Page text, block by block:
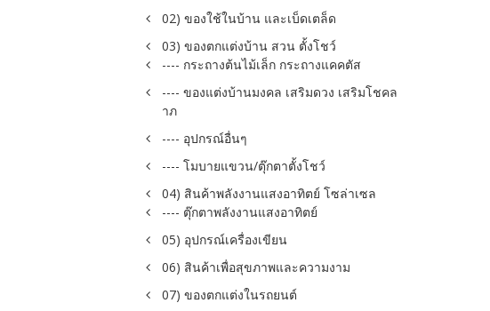
02) ของใช้ในบ้าน และเบ็ดเตล็ด
03) ของตกแต่งบ้าน สวน ตั้งโชว์
---- กระถางต้นไม้เล็ก กระถางแคคตัส
---- ของแต่งบ้านมงคล เสริมดวง เสริมโชคล
าภ
---- อุปกรณ์อื่นๆ
---- โมบายแขวน/ตุ๊กตาตั้งโชว์
04) สินค้าพลังงานแสงอาทิตย์ โซล่าเซล
---- ตุ๊กตาพลังงานแสงอาทิตย์
05) อุปกรณ์เครื่องเขียน
06) สินค้าเพื่อสุขภาพและความงาม
07) ของตกแต่งในรถยนต์